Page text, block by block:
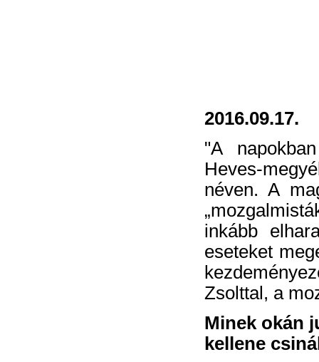
2016.09.17.
"A
Heves-
néven. A
inkább
eseteket
Zsolttal, a
Minek okán
kellene